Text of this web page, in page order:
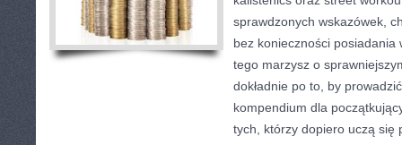
sprawdzonych wskazówek,
bez konieczności
tego marzysz o
dokładnie po to, by
kompendium dla
tych, którzy dopiero uczą się